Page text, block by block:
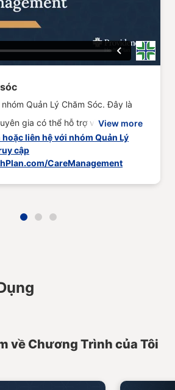
liên hệ với nhóm Quản Lý
cập
CareManagement
Quản Lý Chăm Sóc. Đây là
gia có thể hỗ trợ về quyền lợi
hướng dẫn quý vị sử dụng hệ
khoẻ, cùng nhiều hỗ trợ khác.
View more
về Chương Trình của Tôi